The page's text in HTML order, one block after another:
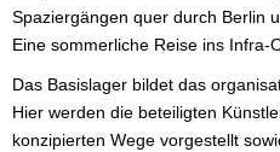
Spaziergängen quer durch Berlin
Eine sommerliche Reise ins Infra-
Das Basislager bildet das
Hier werden die beteiligten
konzipierten Wege vorgestellt